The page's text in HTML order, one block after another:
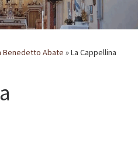
Benedetto Abate »La Cappellina